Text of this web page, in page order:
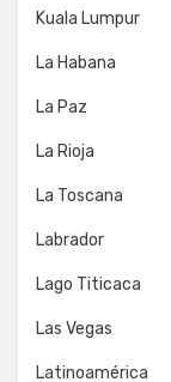
Kuala Lumpur
La Habana
La Paz
La Rioja
La Toscana
Labrador
Lago Titicaca
Las Vegas
Latinoamérica